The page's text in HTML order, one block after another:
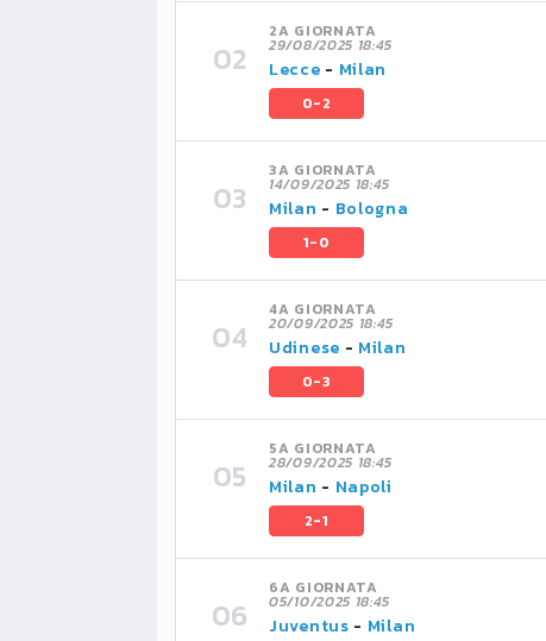
2A GIORNATA
29/08/2025 18:45
Lecce - Milan
0-2
3A GIORNATA
14/09/2025 18:45
Milan - Bologna
1-0
4A GIORNATA
20/09/2025 18:45
Udinese - Milan
0-3
5A GIORNATA
28/09/2025 18:45
Milan - Napoli
2-1
6A GIORNATA
05/10/2025 18:45
Juventus - Milan